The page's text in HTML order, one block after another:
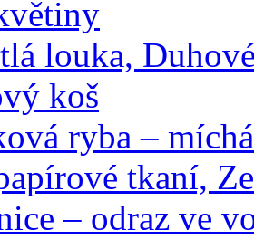
louka,
koš
ryba –
tkaní,
– odraz ve